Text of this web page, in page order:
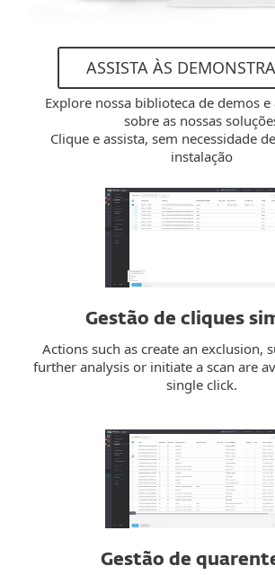
ASSISTA ÀS
Explore nossa biblioteca de demos
sobre as nossas
Clique e assista, sem necessidade
instalação
Gestão de cliques
Actions such as create an exclusion,
further analysis or initiate a scan are
single click.
Gestão de